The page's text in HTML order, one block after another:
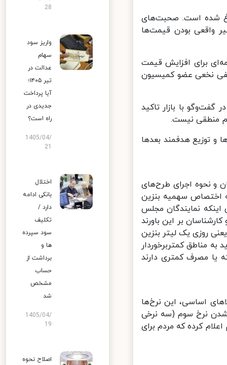
شده است. صحبت‌های
واقعی بودن قیمت‌ها
برای افزایش قیمت
نخعی عضو کمیسیون
با بازار تاکید
و توزیع هدفمند بعدها
نحوه اجرای طرح‌های
اختصاص سهمیه بنزین
نمایندگان مجلس
بر این باورند
گیرد. برخی نیز ۳۰ لیتر در ماه یعنی روزی یک لیتر بنزین
مناطق کمتربرخوردار
مصرف کمتری دارند
اساسی، این نرخ‌ها
شدن نرخ سوم (سه نرخی
کرده که مردم برای
28
واریز سود
سهام
عدالت در
تیر ۱۴۰۵؛
آیا پرداخت
جدیدی در
راه است؟
1405/04/
اختلال
بانکی ادامه
دارد /
تکلیف
سود سپرده
ها و
برداشت از
حساب
مشخص
شد
1405/04/
19
اصلاح نحوه